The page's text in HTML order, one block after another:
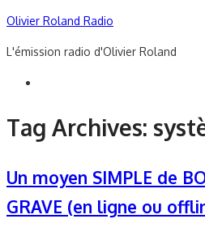
Skip
content
Olivier Roland Radio
L'émission radio d'Olivier Roland
Tag Archives:
Un moyen SIMPLE de
GRAVE (en ligne ou